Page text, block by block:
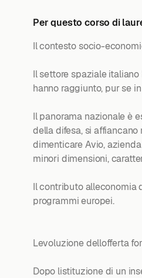
Per questo corso di
Il contesto socio-
Il settore spaziale
hanno raggiunto, pur se
Il panorama nazionale è
della difesa, si affiancano
dimenticare Avio,
minori dimensioni,
Il contributo
programmi europei.
Levoluzione dellofferta
Dopo listituzione di un